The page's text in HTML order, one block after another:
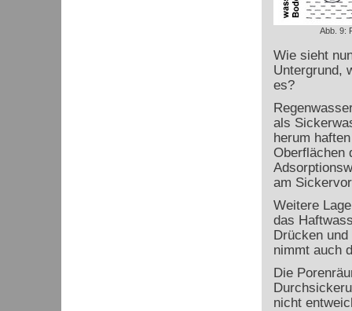
Abb. 9:
Wie sieht
Untergrund,
es?
als
herum
Oberflächen
am
Weitere
das
Drücken
nimmt auch
Die
nicht